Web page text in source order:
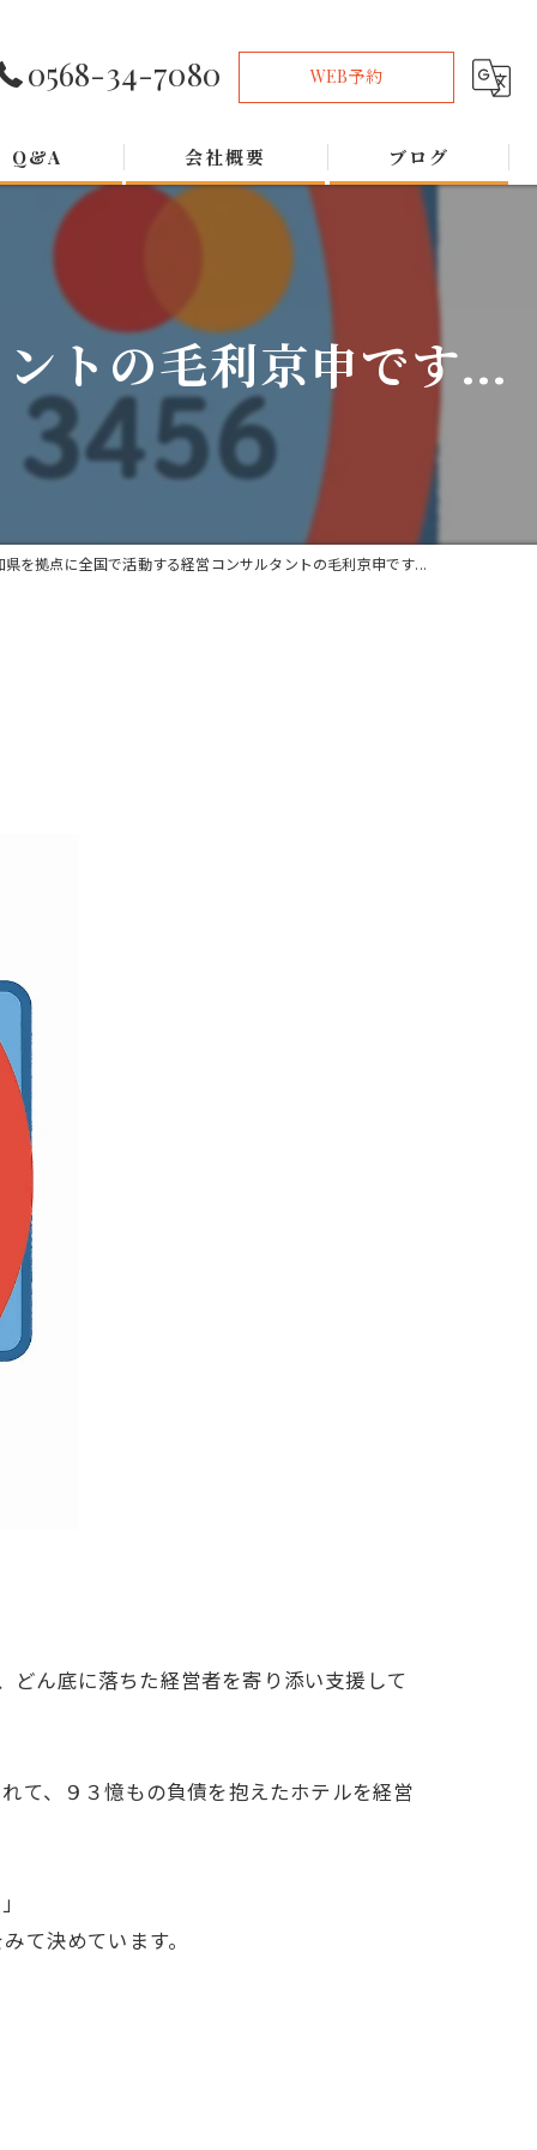
0568-34-7080 WEB予約
Q&A 会社概要 ブログ
トの毛利京申です...
県を拠点に全国で活動する経営コンサルタントの毛利京申です...
どん底に落ちた経営者を寄り添い支援して
て、９３憶もの負債を抱えたホテルを経営
て決めています。